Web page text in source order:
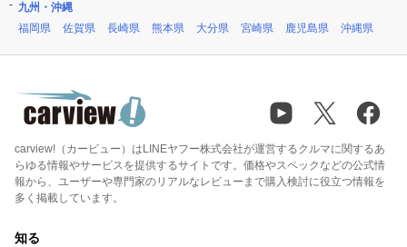
九州・沖縄
福岡県
佐賀県 長崎県 熊本県 大分県 宮崎県 鹿児島県 沖縄県
carview!（カービュー）はLINEヤフー株式会社が運営するクルマに関するあ
らゆる情報やサービスを提供するサイトです。価格やスペックなどの公式情
報から、ユーザーや専門家のリアルなレビューまで購入検討に役立つ情報を
多く掲載しています。
知る